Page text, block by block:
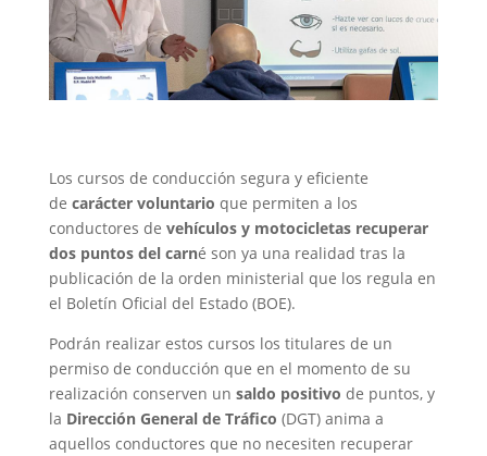
Los cursos de conducción segura y eficiente
de carácter voluntario que permiten a los
conductores de vehículos y motocicletas recuperar
dos puntos del carné son ya una realidad tras la
publicación de la orden ministerial que los regula en
el Boletín Oficial del Estado (BOE).
Podrán realizar estos cursos los titulares de un
permiso de conducción que en el momento de su
realización conserven un saldo positivo de puntos, y
la Dirección General de Tráfico (DGT) anima a
aquellos conductores que no necesiten recuperar